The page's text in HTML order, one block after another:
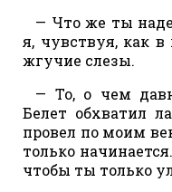
— Что же ты
я, чувствуя, как в
жгучие слезы.
— То, о чем
Белет обхватил
провел по моим
только
чтобы ты только